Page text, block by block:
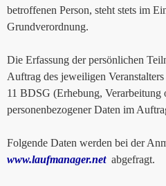
betroffenen Person, steht stets im
Grundverordnung.
Die Erfassung der persönlichen
Auftrag des jeweiligen
11 BDSG (Erhebung, Verarbeitung
personenbezogener Daten im
Folgende Daten werden bei der
www.laufmanager.netabgefragt.